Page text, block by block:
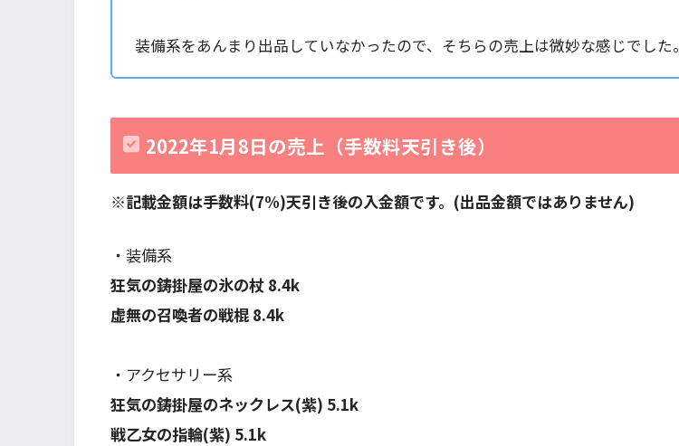
装備系をあんまり出品していなかったので、そちらの売上は微妙な感じでした。
2022年1月8日の売上（手数料天引き後）
※記載金額は手数料(7%)天引き後の入金額です。(出品金額ではありません)
・装備系
狂気の鋳掛屋の氷の杖 8.4k
虚無の召喚者の戦棍 8.4k
・アクセサリー系
狂気の鋳掛屋のネックレス(紫) 5.1k
戦乙女の指輪(紫) 5.1k